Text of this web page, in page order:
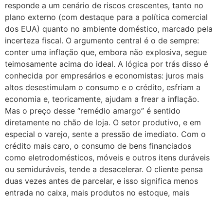
responde a um cenário de riscos crescentes, tanto no
plano externo (com destaque para a política comercial
dos EUA) quanto no ambiente doméstico, marcado pela
incerteza fiscal. O argumento central é o de sempre:
conter uma inflação que, embora não explosiva, segue
teimosamente acima do ideal. A lógica por trás disso é
conhecida por empresários e economistas: juros mais
altos desestimulam o consumo e o crédito, esfriam a
economia e, teoricamente, ajudam a frear a inflação.
Mas o preço desse “remédio amargo” é sentido
diretamente no chão de loja. O setor produtivo, e em
especial o varejo, sente a pressão de imediato. Com o
crédito mais caro, o consumo de bens financiados
como eletrodomésticos, móveis e outros itens duráveis
ou semiduráveis, tende a desacelerar. O cliente pensa
duas vezes antes de parcelar, e isso significa menos
entrada no caixa, mais produtos no estoque, mais